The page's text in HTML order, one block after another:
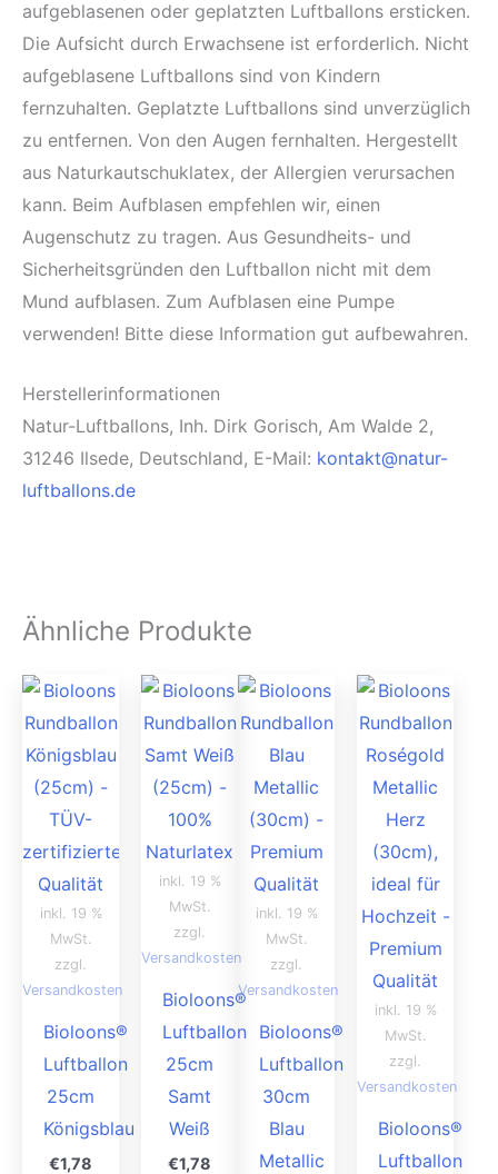
aufgeblasenen oder geplatzten Luftballons ersticken.
Die Aufsicht durch Erwachsene ist erforderlich. Nicht
aufgeblasene Luftballons sind von Kindern
fernzuhalten. Geplatzte Luftballons sind unverzüglich
zu entfernen. Von den Augen fernhalten. Hergestellt
aus Naturkautschuklatex, der Allergien verursachen
kann. Beim Aufblasen empfehlen wir, einen
Augenschutz zu tragen. Aus Gesundheits- und
Sicherheitsgründen den Luftballon nicht mit dem
Mund aufblasen. Zum Aufblasen eine Pumpe
verwenden! Bitte diese Information gut aufbewahren.
Herstellerinformationen
Natur-Luftballons, Inh. Dirk Gorisch, Am Walde 2,
31246 Ilsede, Deutschland, E-Mail: kontakt@natur-
luftballons.de
Ähnliche Produkte
inkl. 19 %
MwSt.
zzgl.
Versandkosten
Bioloons®
Luftballon
25cm
Königsblau
€1,78
inkl. 19 %
MwSt.
zzgl.
Versandkosten
Bioloons®
Luftballon
25cm
Samt
Weiß
€1,78
inkl. 19 %
MwSt.
zzgl.
Versandkosten
Bioloons®
Luftballon
30cm
Blau
Metallic
inkl. 19 %
MwSt.
zzgl.
Versandkosten
Bioloons®
Luftballon